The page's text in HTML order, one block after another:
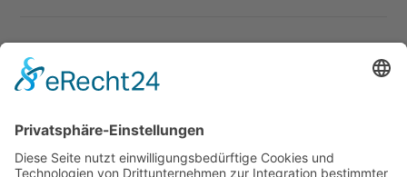
FSS-D1ENST 30. AUGUST 2021
Die Boogieliste erscheint in neuem Design!
WEITERLESEN